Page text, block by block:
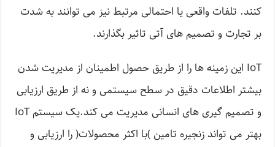
کنند. تلفات واقعی یا احتمالی مرتبط نیز می توانند به شدت
بر تجارت و تصمیم های آتی تاثیر بگذارند.
IoT این زمینه ها را از طریق حصول اطمینان از مدیریت شدن
بیشتر اطلاعات دقیق در سطح سیستمی و نه از طریق ارزیابی
و تصمیم گیری های انسانی مدیریت می کند.یک سیستم IoT
بهتر می تواند زنجیره تامین )با اکثر محصولات( را ارزیابی و